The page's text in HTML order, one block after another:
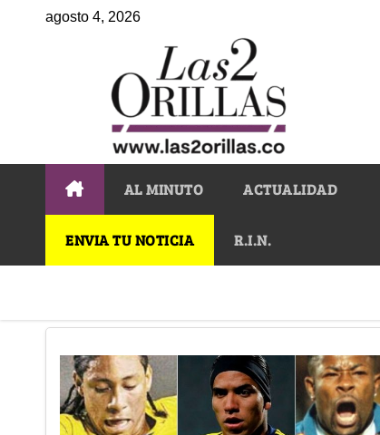
agosto 4, 2026
AL MINUTO ACTUALIDAD
ENVIA TU NOTICIA R.I.N.